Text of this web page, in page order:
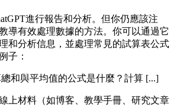
進行報告和分析。但你仍應該注
導有效處理數據的方法。你可以通過它
和分析信息，並處理常見的試算表公式
子：
和與平均值的公式是什麼？計算 [...]
上材料（如博客、教學手冊、研究文章